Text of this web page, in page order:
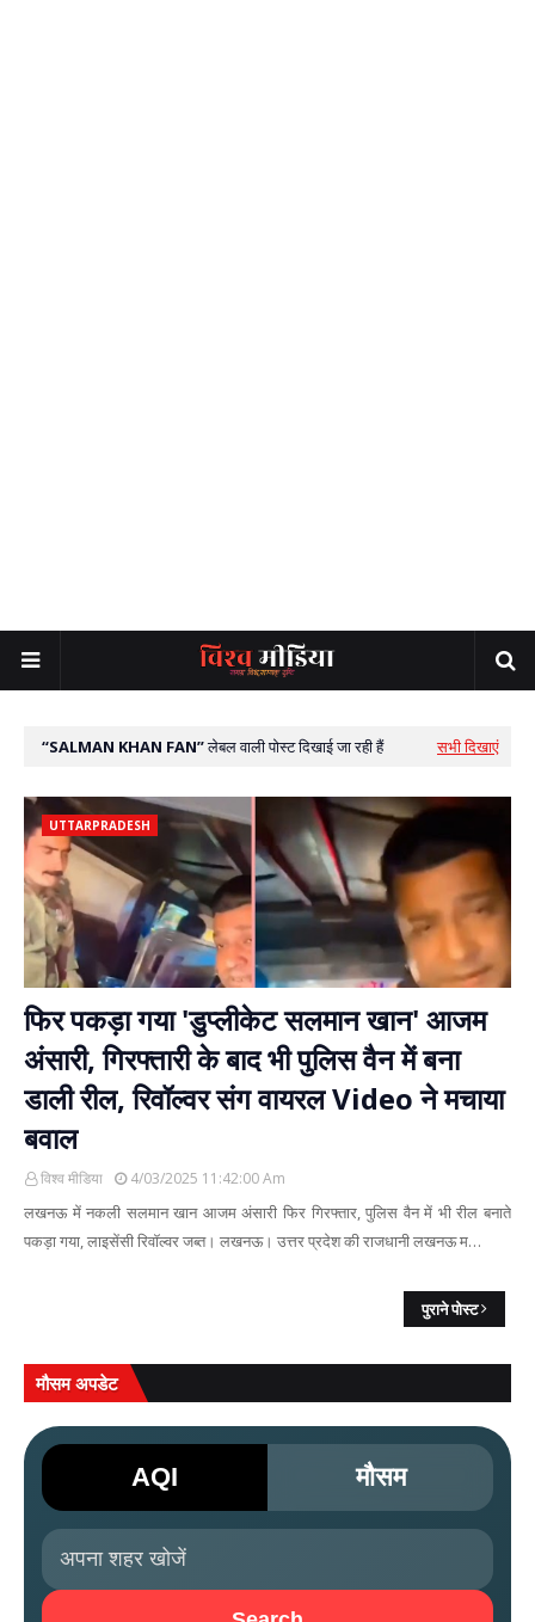
SALMAN KHAN FAN लेबल वाली पोस्ट दिखाई जा रही हैं सभी दिखाएं
UTTARPRADESH
फिर पकड़ा गया 'डुप्लीकेट सलमान खान' आजम
अंसारी, गिरफ्तारी के बाद भी पुलिस वैन में बना
डाली रील, रिवॉल्वर संग वायरल Video ने मचाया
बवाल
विश्व मीडिया 4/03/2025 11:42:00 Am
लखनऊ में नकली सलमान खान आजम अंसारी फिर गिरफ्तार, पुलिस वैन में भी रील बनाते
पकड़ा गया, लाइसेंसी रिवॉल्वर जब्त। लखनऊ। उत्तर प्रदेश की राजधानी लखनऊ म…
पुराने पोस्ट
मौसम अपडेट
AQI मौसम